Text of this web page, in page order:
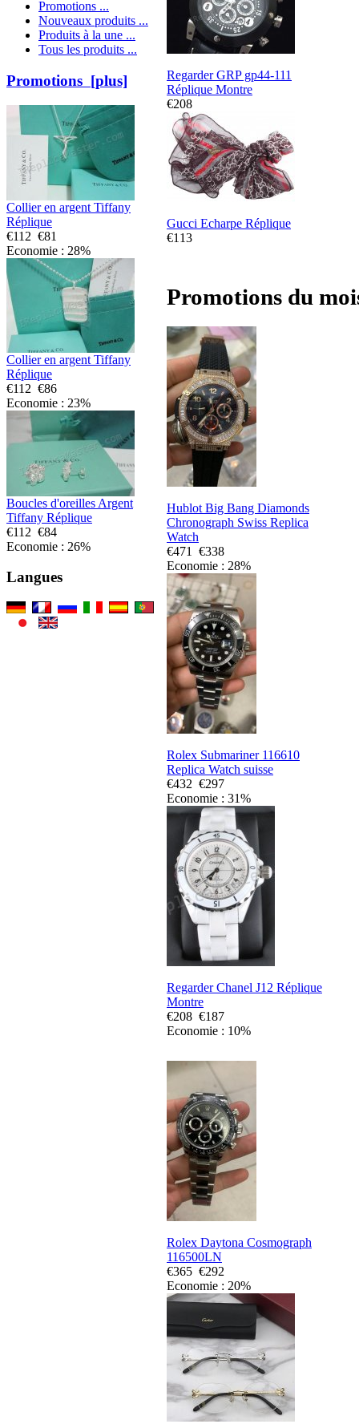
Promotions ...
Nouveaux produits ...
Produits à la une ...
Tous les produits ...
Promotions [plus]
Collier en argent Tiffany
Réplique
€112 €81
Economie : 28%
Collier en argent Tiffany
Réplique
€112 €86
Economie : 23%
Boucles d'oreilles Argent
Tiffany Réplique
€112 €84
Economie : 26%
Langues
Regarder GRP gp44-111
Réplique Montre
€208
Gucci Echarpe Réplique
€113
Promotions du
Hublot Big Bang Diamonds
Chronograph Swiss Replica
Watch
€471
€338
Economie : 28%
Rolex Submariner 116610
Replica Watch suisse
€432 €297
Economie : 31%
Regarder Chanel J12 Réplique
Montre
€208 €187
Economie : 10%
Rolex Daytona Cosmograph
116500LN
€365 €292
Economie : 20%